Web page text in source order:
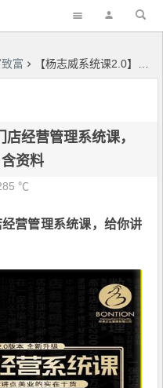
富 【杨志威系统课2.0】美业门店经营管理系统课，给你讲点美业的实在干货，含资料
店经营管理系统课，
资料
℃
营管理系统课，给你讲